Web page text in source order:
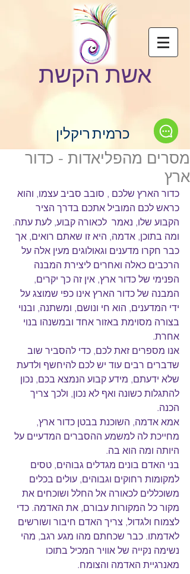
אשת הקשת
כרמית ריקלין
מסרים מהפליאדות - כדור
ארץ
כדור הארץ שלכם , סובב סביב עצמו, והוא
כראש לכם המוביל אתכם בדרך הציר
הקבוע שלו, נאמר  לכאורה קבוע, לעת עתה.
ומה בתוכן, אדמה, היא זו שאתם רואים, אך
כבר חקרו מדענים וגאולוגים מעין אלה על
הרכבים כאלה ואחרים ליצירת המבנה
הפנימי של כדור ארץ, אין זה כך יקרים,
המבנה של כדור הארץ אינו כפי שמוצג על
ידי המדענים, הוא חי ונושם, ומשתנה, ובנוי
בצורה מסוימת באזור אחד ובמשנהו בנוי
אחרת.
אנו מספרים זאת לכם, כדי להסביר שוב
שדברים רבים עוד יש לכם להיחשף ולדעת
שלא ידעתם, מידע קבוע הנמצא בכם, נכון
להתגלות כשונה ואף לא נכון, ולכך צריך
הכנה.
אמא אדמה, השוכנת בבטן כדור ארץ,
מחייכת לה למשמע ההסברים המדעיים על
היותה ומה הוא בה.
בני האדם בונים מגדלים גבוהים, טסים
למקומות רחוקים וגבוהים, עולים בכלים
משוכללים לכאורה אל החלל ושוכחים את
מקור כל המקורות עבורם, את האדמה. כדי
לצמוח ולגדול, צריך האדם חיבור ושורשים
לאדמתו. כבר שכחתם מהו מגע רגב, מהי
נשימה נקייה של אוויר המכיל בתוכו
מאנרגיית האדמה והצומח.